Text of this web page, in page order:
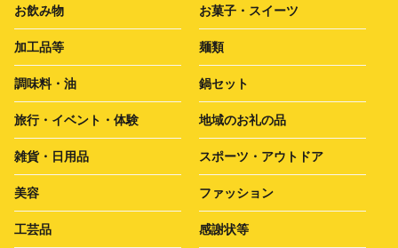
お飲み物 お菓子・スイーツ
加工品等 麺類
調味料・油 鍋セット
旅行・イベント・体験 地域のお礼の品
雑貨・日用品 スポーツ・アウトドア
美容 ファッション
工芸品 感謝状等